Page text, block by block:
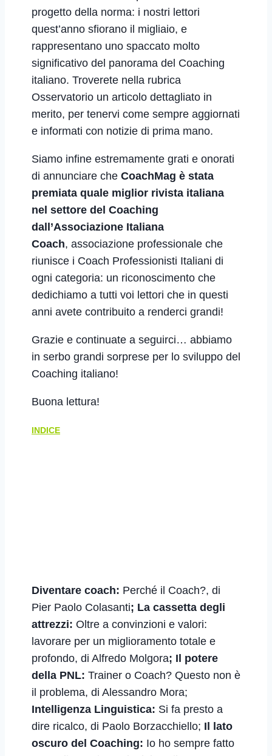
progetto della norma: i nostri lettori
quest’anno sfiorano il migliaio, e
rappresentano uno spaccato molto
significativo del panorama del Coaching
italiano. Troverete nella rubrica
Osservatorio un articolo dettagliato in
merito, per tenervi come sempre aggiornati
e informati con notizie di prima mano.
Siamo infine estremamente grati e onorati
di annunciare che CoachMag è stata
premiata quale miglior rivista italiana
nel settore del Coaching
dall’Associazione Italiana
Coach, associazione professionale che
riunisce i Coach Professionisti Italiani di
ogni categoria: un riconoscimento che
dedichiamo a tutti voi lettori che in questi
anni avete contribuito a renderci grandi!
Grazie e continuate a seguirci… abbiamo
in serbo grandi sorprese per lo sviluppo del
Coaching italiano!
Buona lettura!
INDICE
Diventare coach: Perché il Coach?, di
Pier Paolo Colasanti; La cassetta degli
attrezzi: Oltre a convinzioni e valori:
lavorare per un miglioramento totale e
profondo, di Alfredo Molgora; Il potere
della PNL: Trainer o Coach? Questo non è
il problema, di Alessandro Mora;
Intelligenza Linguistica: Si fa presto a
dire ricalco, di Paolo Borzacchiello; Il lato
oscuro del Coaching: Io ho sempre fatto